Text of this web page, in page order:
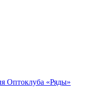
Оптоклуба «Ряды»